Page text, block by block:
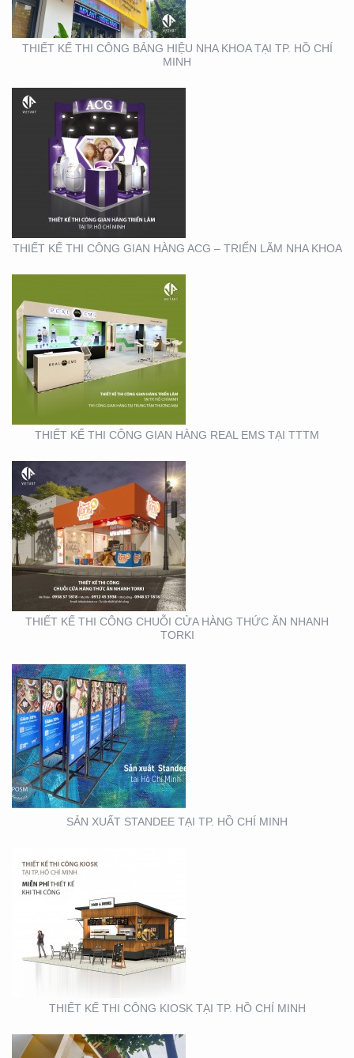
THIẾT KẾ THI CÔNG BẢNG HIỆU NHA KHOA TẠI TP. HỒ CHÍ
MINH
THIẾT KẾ THI CÔNG GIAN HÀNG ACG – TRIỂN LÃM NHA KHOA
THIẾT KẾ THI CÔNG
GIAN HÀNG REAL EMS
TẠI TTTM
THIẾT KẾ THI CÔNG GIAN HÀNG REAL EMS TẠI TTTM
THIẾT KẾ THI CÔNG
CHUỖI CỬA HÀNG
THỨC ĂN NHANH TORKI
THIẾT KẾ THI CÔNG CHUỖI CỬA HÀNG THỨC ĂN NHANH
TORKI
SẢN XUẤT STANDEE TẠI
TP. HỒ CHÍ MINH
SẢN XUẤT STANDEE TẠI TP. HỒ CHÍ MINH
THIẾT KẾ THI CÔNG
KIOSK TẠI TP. HỒ CHÍ
MINH
THIẾT KẾ THI CÔNG KIOSK TẠI TP. HỒ CHÍ MINH
THIẾT KẾ- THI CÔNG
BẢNG HIỆU ” NHA KHOA
NH